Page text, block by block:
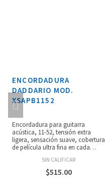
ENCORDADURA
DADDARIO MOD.
XSAPB1152
Encordadura para guitarra
acústica, 11-52, tensión extra
ligera, sensación suave, cobertura
de película ultra fina en cada
polimérico único en los aceros
lisos, alto nivel de protección,
núcleo de acero de alto carbono
SIN CALIFICAR
$515.00